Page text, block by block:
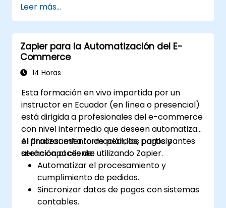
Integrar herramientas empresariales
populares con Zapier.
Gestionar y optimizar flujos de trabajo
automatizados.
Leer más...
Zapier para la Automatización del E-
Commerce
14 Horas
Esta formación en vivo impartida por un
instructor en Ecuador (en línea o presencial)
está dirigida a profesionales del e-commerce
con nivel intermedio que deseen automatizar
el procesamiento de pedidos, pagos y
atención al cliente utilizando Zapier.
Al finalizar esta formación, los participantes
serán capaces de:
Automatizar el procesamiento y
cumplimiento de pedidos.
Sincronizar datos de pagos con sistemas
contables.